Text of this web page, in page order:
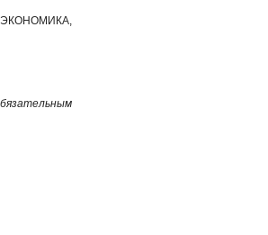
ЭКОНОМИКА,